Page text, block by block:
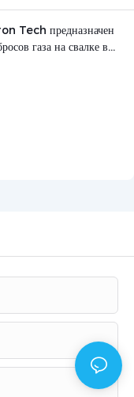
Tech предназначен
газа на свалке в